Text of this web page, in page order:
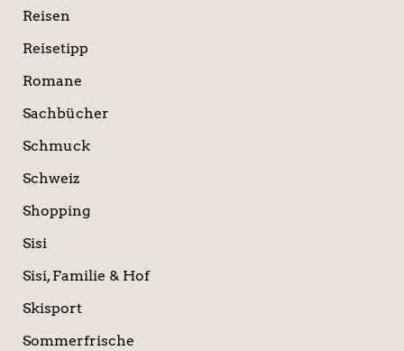
Reisen
Reisetipp
Romane
Sachbücher
Schmuck
Schweiz
Shopping
Sisi
Sisi, Familie & Hof
Skisport
Sommerfrische